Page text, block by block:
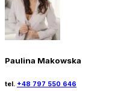
Paulina Makowska
tel. +48 797 550 646